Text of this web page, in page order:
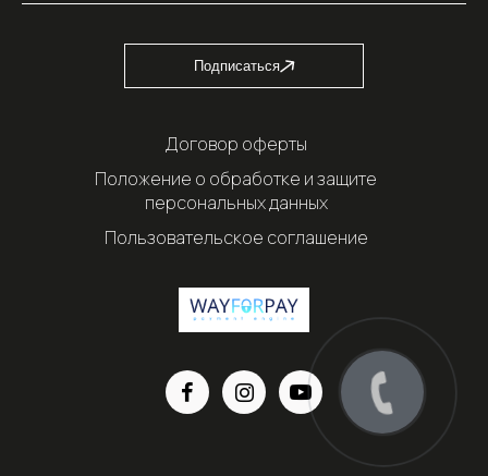
Подписаться
Договор оферты
Положение о обработке и защите
персональных данных
Пользовательское соглашение